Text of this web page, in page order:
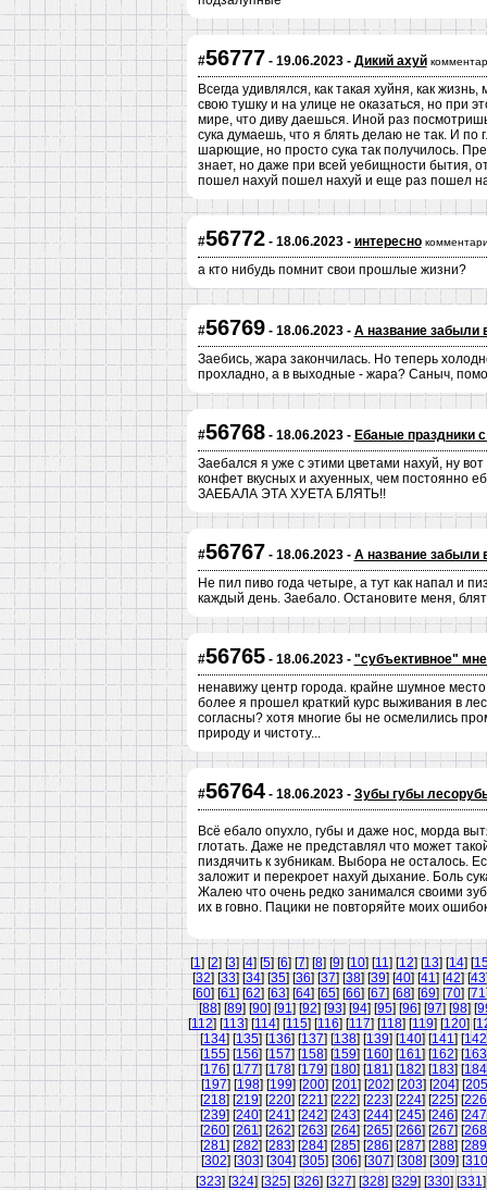
#56777 - 19.06.2023 - Дикий ахуй
Всегда удивлялся, как такая хуйня, как
свою тушку и на улице не оказаться, но при
мире, что диву даешься. Иной раз
сука думаешь, что я блять делаю не так. И
шарющие, но просто сука так получилось.
знает, но даже при всей уебищности бытия,
пошел нахуй пошел нахуй и еще раз пошел
#56772- 18.06.2023 - интересно
а кто нибудь помнит свои прошлые жизни?
#56769- 18.06.2023 - А название забыли
Заебись, жара закончилась. Но теперь
прохладно, а в выходные - жара? Саныч,
#56768- 18.06.2023 - Ебаные праздники
Заебался я уже с этими цветами нахуй, ну
конфет вкусных и ахуенных, чем постоянно
ЗАЕБАЛА ЭТА ХУЕТА БЛЯТЬ!!
#56767 - 18.06.2023 - А название забыли
Не пил пиво года четыре, а тут как напал и
каждый день. Заебало. Остановите меня,
#56765- 18.06.2023 - "субъективное"
ненавижу центр города. крайне шумное
более я прошел краткий курс выживания в
согласны? хотя многие бы не осмелились
природу и чистоту...
#56764- 18.06.2023 - Зубы губы
Всё ебало опухло, губы и даже нос, морда
глотать. Даже не представлял что может
пиздячить к зубникам. Выбора не осталось.
заложит и перекроет нахуй дыхание. Боль
Жалею что очень редко занимался своими
их в говно. Пацики не повторяйте моих
[1] [2] [3] [4] [5] [6] [7] [8] [9] [10] [11] [12] [13] [14] [
[32] [33] [34] [35] [36] [37] [38] [39] [40] [41] [42] [43
[60] [61] [62] [63] [64] [65] [66] [67] [68] [69] [70] [71
[88] [89] [90] [91] [92] [93] [94] [95] [96] [97] [98] [
[112] [113] [114] [115] [116] [117] [118] [119] [120] [
[134] [135] [136] [137] [138] [139] [140] [141] [142
[155] [156] [157] [158] [159] [160] [161] [162] [163
[176] [177] [178] [179] [180] [181] [182] [183] [184
[197] [198] [199] [200] [201] [202] [203] [204] [205
[218] [219] [220] [221] [222] [223] [224] [225] [226
[239] [240] [241] [242] [243] [244] [245] [246] [247
[260] [261] [262] [263] [264] [265] [266] [267] [268
[281] [282] [283] [284] [285] [286] [287] [288] [289
[302] [303] [304] [305] [306] [307] [308] [309] [310
[323] [324] [325] [326] [327] [328] [329] [330] [331